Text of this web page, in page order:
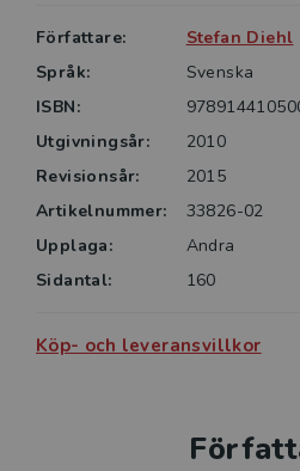
Författare:
Stefan Diehl
Språk:
Svenska
ISBN:
Utgivningsår:
2010
Revisionsår:
2015
Artikelnummer:
33826-02
Upplaga:
Andra
Sidantal:
160
Köp- och leveransvillkor